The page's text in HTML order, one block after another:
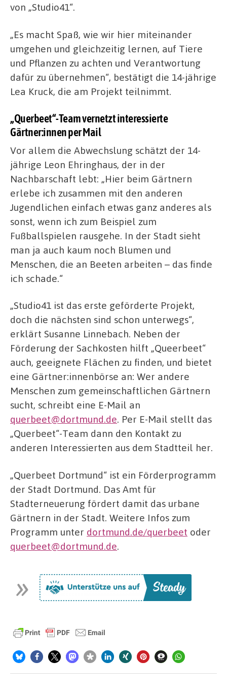
von „Studio41“.
„Es macht Spaß, wie wir hier miteinander
umgehen und gleichzeitig lernen, auf Tiere
und Pflanzen zu achten und Verantwortung
dafür zu übernehmen“, bestätigt die 14-jährige
Lea Kruck, die am Projekt teilnimmt.
„Querbeet“-Team vernetzt interessierte
Gärtner:innen per Mail
Vor allem die Abwechslung schätzt der 14-
jährige Leon Ehringhaus, der in der
Nachbarschaft lebt: „Hier beim Gärtnern
erlebe ich zusammen mit den anderen
Jugendlichen einfach etwas ganz anderes als
sonst, wenn ich zum Beispiel zum
Fußballspielen rausgehe. In der Stadt sieht
man ja auch kaum noch Blumen und
Menschen, die an Beeten arbeiten – das finde
ich schade.“
„Studio41 ist das erste geförderte Projekt,
doch die nächsten sind schon unterwegs“,
erklärt Susanne Linnebach. Neben der
Förderung der Sachkosten hilft „Queerbeet“
auch, geeignete Flächen zu finden, und bietet
eine Gärtner:innenbörse an: Wer andere
Menschen zum gemeinschaftlichen Gärtnern
sucht, schreibt eine E-Mail an
querbeet@dortmund.de. Per E-Mail stellt das
„Querbeet“-Team dann den Kontakt zu
anderen Interessierten aus dem Stadtteil her.
„Querbeet Dortmund“ ist ein Förderprogramm
der Stadt Dortmund. Das Amt für
Stadterneuerung fördert damit das urbane
Gärtnern in der Stadt. Weitere Infos zum
Programm unter dortmund.de/querbeet oder
querbeet@dortmund.de.